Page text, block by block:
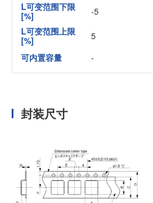
L可变范围下限
[%]
-5
L可变范围上限
[%]
5
可内置容量
-
封装尺寸